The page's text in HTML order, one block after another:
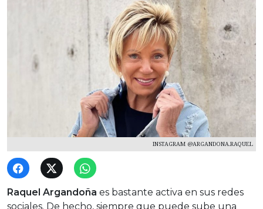
INSTAGRAM @ARGANDONA.RAQUEL
Raquel Argandoña es bastante activa en sus redes
sociales. De hecho, siempre que puede sube una